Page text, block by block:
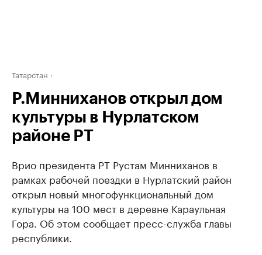
Татарстан
Р.Минниханов открыл дом
культуры в Нурлатском
районе РТ
Врио президента РТ Рустам Минниханов в
рамках рабочей поездки в Нурлатский район
открыл новый многофункциональный дом
культуры на 100 мест в деревне Караульная
Гора. Об этом сообщает пресс-служба главы
республики.